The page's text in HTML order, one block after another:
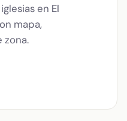
en El
mapa,
zona.